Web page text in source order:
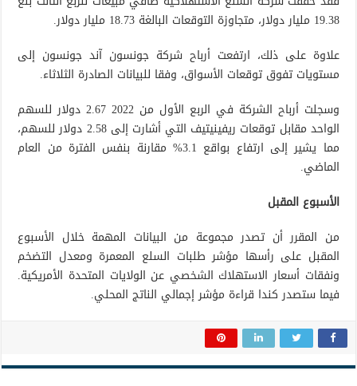
19.38 مليار دولار، متجاوزة التوقعات البالغة 18.73 مليار دولار.
علاوة على ذلك، ارتفعت أرباح شركة جونسون آند جونسون إلى
مستويات تفوق توقعات الأسواق، وفقا للبيانات الصادرة الثلاثاء.
وسجلت أرباح الشركة في الربع الأول من 2022 2.67 دولار للسهم
الواحد مقابل توقعات ريفينيتيف التي أشارت إلى 2.58 دولار للسهم،
مما يشير إلى ارتفاع بواقع 3.1% مقارنة بنفس الفترة من العام
الماضي.
الأسبوع المقبل
من المقرر أن تصدر مجموعة من البيانات المهمة خلال الأسبوع
المقبل على رأسها مؤشر طلبات السلع المعمرة ومعدل التضخم
ونفقات أسعار الاستهلاك الشخصي عن الولايات المتحدة الأمريكية.
فيما ستصدر كندا قراءة مؤشر إجمالي الناتج المحلي.